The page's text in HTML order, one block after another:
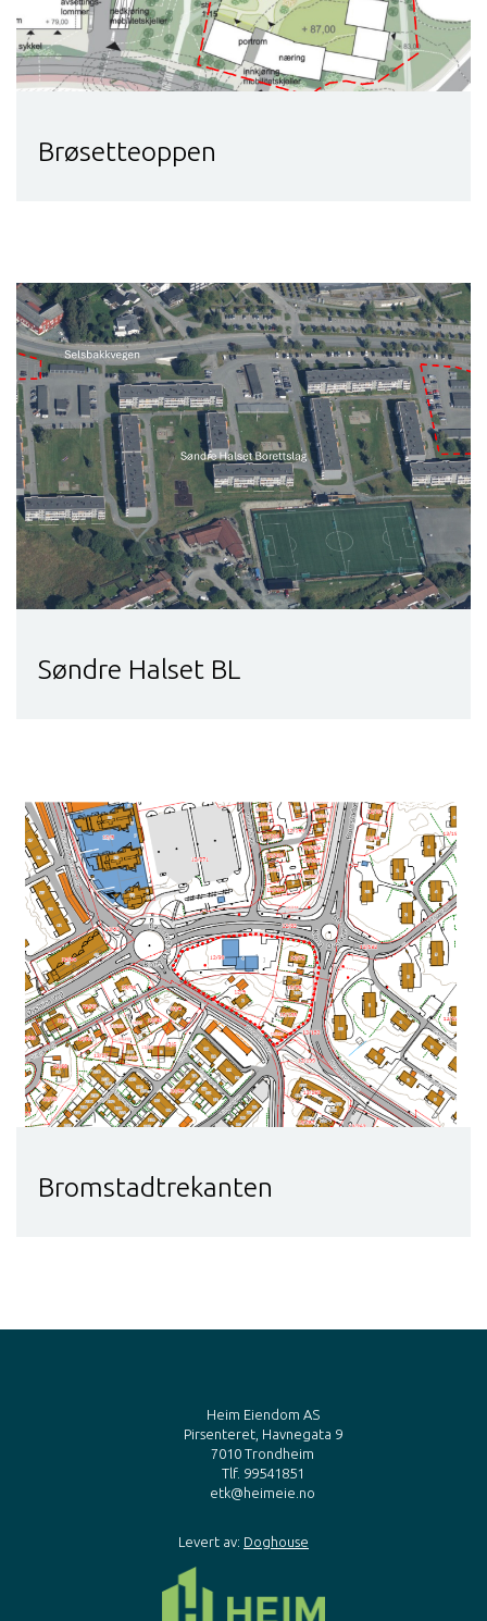
Brøsetteoppen
Søndre Halset BL
Bromstadtrekanten
Heim Eiendom AS
Pirsenteret, Havnegata 9
7010 Trondheim
Tlf. 99541851
etk@heimeie.no
Levert av: Doghouse